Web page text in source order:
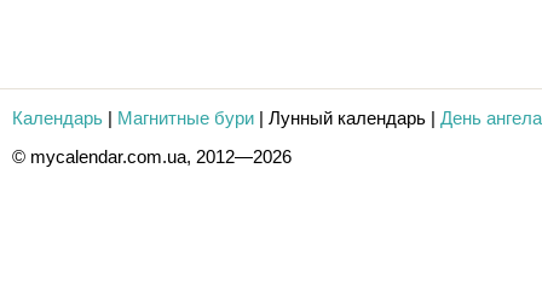
Календарь | Магнитные бури | Лунный календарь | День ангела
© mycalendar.com.ua, 2012—2026